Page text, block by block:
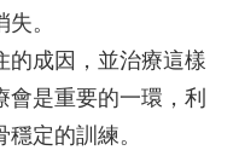
。
的成因，並治療這樣
是重要的一環，利
定的訓練。